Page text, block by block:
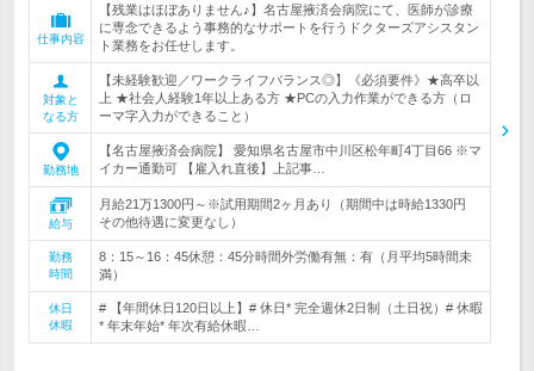
仕事内容
【残業はほぼありません♪】名古屋掖済会病院にて、医師が診療
に専念できるよう事務的なサポートを行うドクターズアシスタン
ト業務をお任せします。
対象と
なる方
【未経験歓迎／ワークライフバランス◎】《必須要件》★高卒以
上 ★社会人経験1年以上ある方 ★PCの入力作業ができる方（ロ
ーマ字入力ができること）
勤務地
【名古屋掖済会病院】 愛知県名古屋市中川区松年町4丁目66 ※マ
イカー通勤可 【雇入れ直後】上記事…
給与
月給21万1300円～※試用期間2ヶ月あり（期間中は時給1330円
その他待遇に変更なし）
勤務
時間
8：15～16：45休憩：45分時間外労働有無：有（月平均5時間未
満）
休日
休暇
# 【年間休日120日以上】# 休日* 完全週休2日制（土日祝）# 休暇
* 年末年始* 年次有給休暇…